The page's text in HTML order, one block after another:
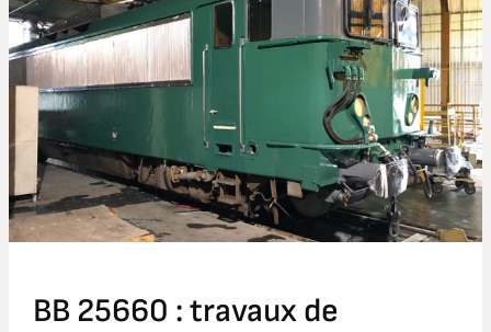
BB 25660 : travaux de
travaux
de
peinture
et
marquages
pour
remise
en
livrée
historique